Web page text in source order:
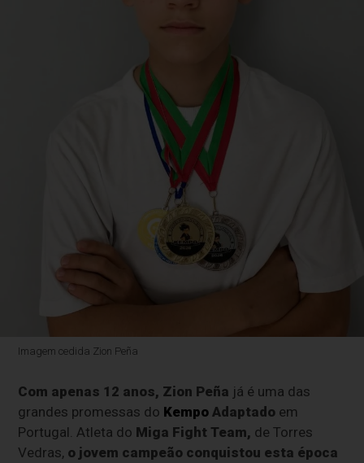
Imagem cedida Zion Peña
Com apenas 12 anos, Zion Peña já é uma das
grandes promessas do Kempo Adaptado em
Portugal. Atleta do Miga Fight Team, de Torres
Vedras, o jovem campeão conquistou esta época